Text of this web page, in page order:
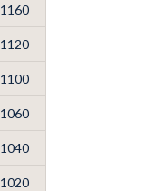
1160
1120
1100
1060
1040
1020